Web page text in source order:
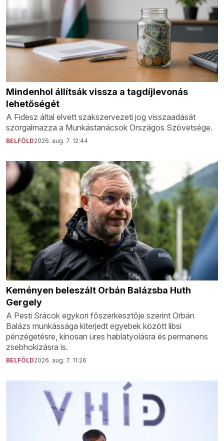
Mindenhol állítsák vissza a tagdíjlevonás
lehetőségét
A Fidesz által elvett szakszervezeti jog visszaadását
szorgalmazza a Munkástanácsok Országos Szövetsége.
BELFÖLD2026. aug. 7. 12:44
Keményen beleszált Orbán Balázsba Huth
Gergely
A Pesti Srácok egykori főszerkesztője szerint Orbán
Balázs munkássága kiterjedt egyebek között libsi
pénzégetésre, kínosan üres hablatyolásra és permanens
zsebhokizásra is.
BELFÖLD2026. aug. 7. 11:26